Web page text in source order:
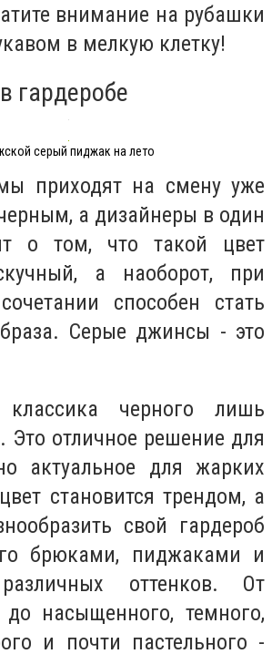
внимание на рубашки
в мелкую клетку!
гардеробе
серый пиджак на лето
приходят на смену уже
а дизайнеры в один
о том, что такой цвет
а наоборот, при
способен стать
Серые джинсы - это
классика черного лишь
Это отличное решение для
актуальное для жарких
становится трендом, а
свой гардероб
брюками, пиджаками и
оттенков. От
до насыщенного, темного,
и почти пастельного -